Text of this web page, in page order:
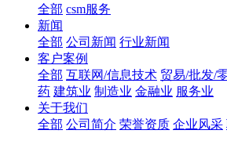
全部 csm服务
新闻
全部 公司新闻 行业新闻
客户案例
全部 互联网/信息技术 贸易/批发/
药 建筑业 制造业 金融业 服务业
关于我们
全部 公司简介 荣誉资质 企业风采